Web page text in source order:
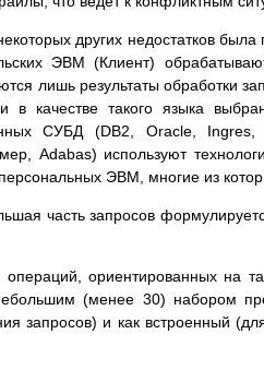
других недостатков
ЭВМ (Клиент)
лишь результаты обработки
качестве такого языка
СУБД (DB2, Oracle,
Adabas) используют
ЭВМ, многие из
часть запросов
ориентированных на
(менее 30) набором
запросов) и как встроенный